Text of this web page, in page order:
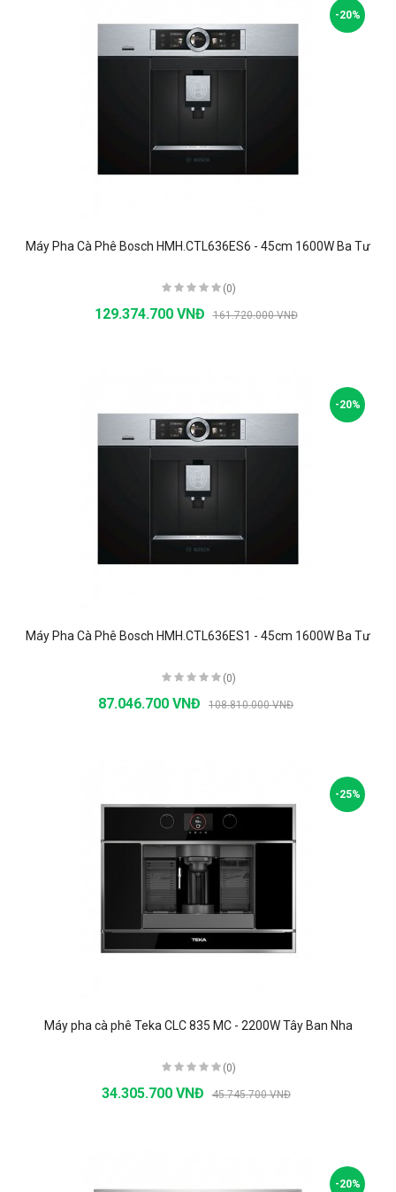
-20%
Máy Pha Cà Phê Bosch HMH.CTL636ES6 - 45cm 1600W Ba Tư
(0)
129.374.700 VNĐ 161.720.000 VNĐ
-20%
Máy Pha Cà Phê Bosch HMH.CTL636ES1 - 45cm 1600W Ba Tư
(0)
87.046.700 VNĐ 108.810.000 VNĐ
-25%
Máy pha cà phê Teka CLC 835 MC - 2200W Tây Ban Nha
(0)
34.305.700 VNĐ 45.745.700 VNĐ
-20%